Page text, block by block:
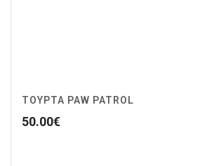
ΤΟΥΡΤΑ PAW PATROL
50.00€